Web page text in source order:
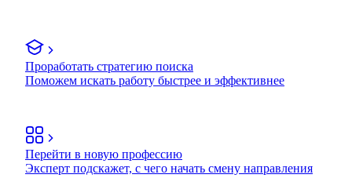
Проработать стратегию поиска
Поможем искать работу быстрее и эффективнее
Перейти в новую профессию
Эксперт подскажет, с чего начать смену направления